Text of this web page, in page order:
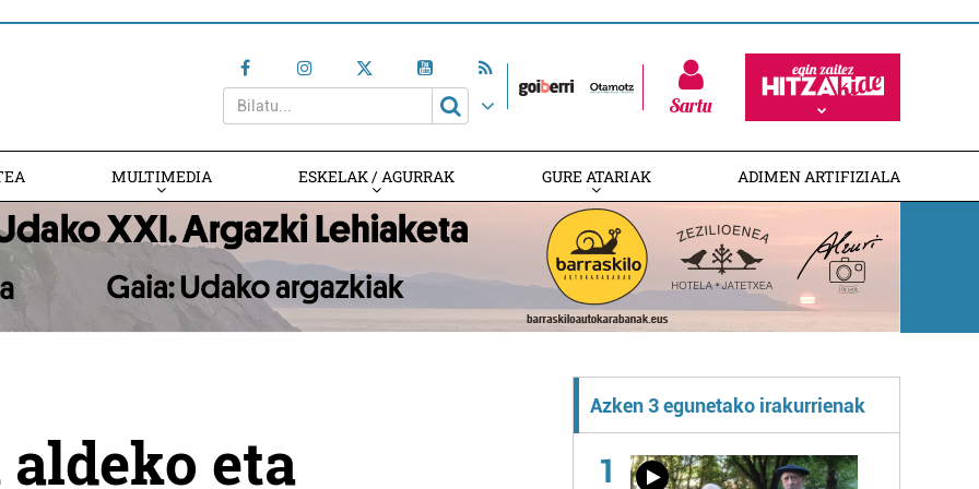
Sartu
MULTIMEDIA ESKELAK / AGURRAK GURE ATARIAK ADIMEN ARTIFIZIALA
eta
Azken 3 egunetako irakurrienak
1